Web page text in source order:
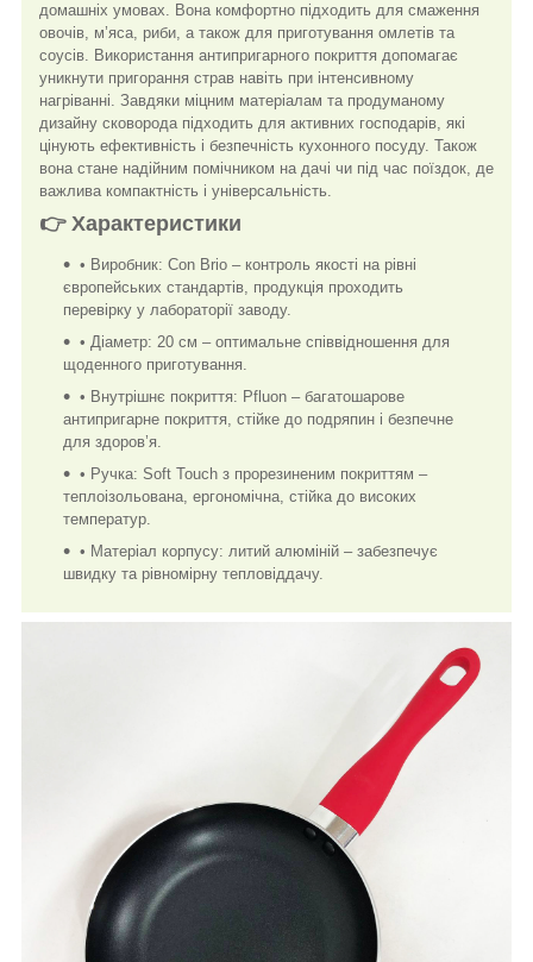
домашніх умовах. Вона комфортно підходить для смаження
овочів, м’яса, риби, а також для приготування омлетів та
соусів. Використання антипригарного покриття допомагає
уникнути пригорання страв навіть при інтенсивному
нагріванні. Завдяки міцним матеріалам та продуманому
дизайну сковорода підходить для активних господарів, які
цінують ефективність і безпечність кухонного посуду. Також
вона стане надійним помічником на дачі чи під час поїздок, де
важлива компактність і універсальність.
👉 Характеристики
• Виробник: Con Brio – контроль якості на рівні
європейських стандартів, продукція проходить
перевірку у лабораторії заводу.
• Діаметр: 20 см – оптимальне співвідношення для
щоденного приготування.
• Внутрішнє покриття: Pfluon – багатошарове
антипригарне покриття, стійке до подряпин і безпечне
для здоров’я.
• Ручка: Soft Touch з прорезиненим покриттям –
теплоізольована, ергономічна, стійка до високих
температур.
• Матеріал корпусу: литий алюміній – забезпечує
швидку та рівномірну тепловіддачу.